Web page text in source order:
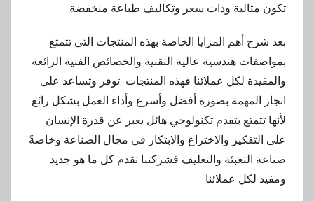
تكون مثالية وذات سعر وتكاليف طباعة منخفضة
بعد شرح أهم المزايا الخاصة بهذه المنتجات التي تتمتع
بمواصفات هندسية عالية التقنية والخصائص الفنية الرائعة
والمفيدة لكل عملائنا فهذه المنتجات توفر وتساعد على
انجاز المهمة بصورة أفضل وأسرع وأداء العمل بشكل رائع
لأنها تتمتع بتقدم تكنولوجي هائل يعبر عن قدرة الإنسان
على التفكير والاختراع والابتكار في مجال الصناعة وخاصةً
صناعة التعبئة والتغليف فشركتنا تقدم كل ما هو جديد
ومفيد لكل عملائنا